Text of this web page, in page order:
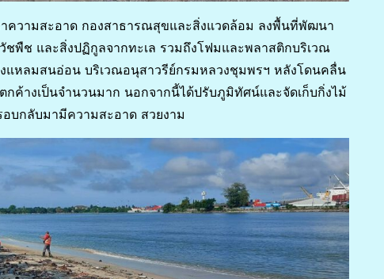
ความสะอาด กองสาธารณสุขและสิ่งแวดล้อม ลงพื้นที่พัฒนา
ชพืช และสิ่งปฏิกูลจากทะเล รวมถึงโฟมและพลาสติกบริเวณ
หลมสนอ่อน บริเวณอนุสาวรีย์กรมหลวงชุมพรฯ หลังโดนคลื่น
ค้างเป็นจำนวนมาก นอกจากนี้ได้ปรับภูมิทัศน์และจัดเก็บกิ่งไม้
บกลับมามีความสะอาด สวยงาม